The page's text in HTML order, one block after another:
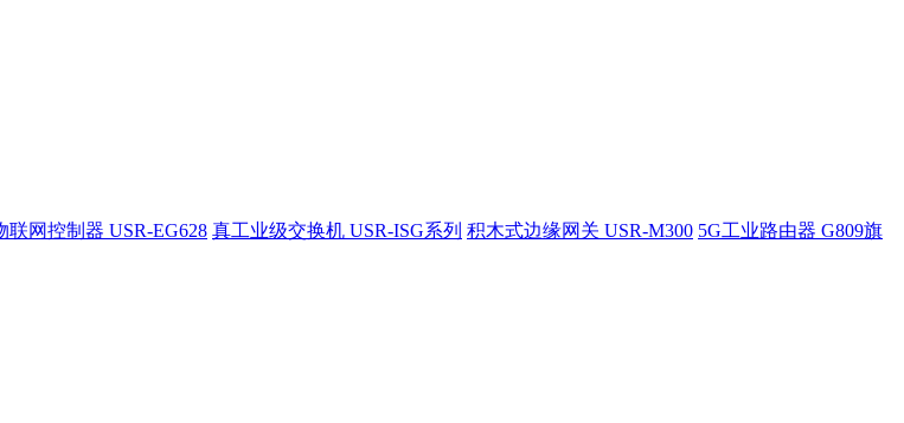
联网控制器 USR-EG628 真工业级交换机 USR-ISG系列 积木式边缘网关 USR-M300 5G工业路由器 G809旗